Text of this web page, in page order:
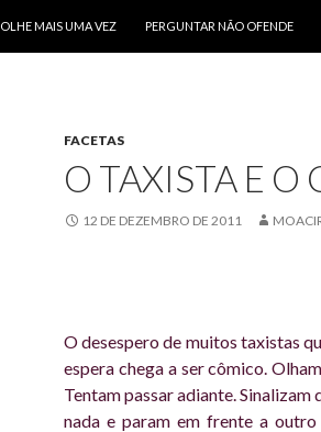
OLHE MAIS UMA VEZ PERGUNTAR NÃO OFENDE
FACETAS
O TAXISTA E O
12 DE DEZEMBRO DE 2011
O desespero de muitos taxistas
espera chega a ser cômico.
Tentam passar adiante. Sinalizam
nada e param em frente a